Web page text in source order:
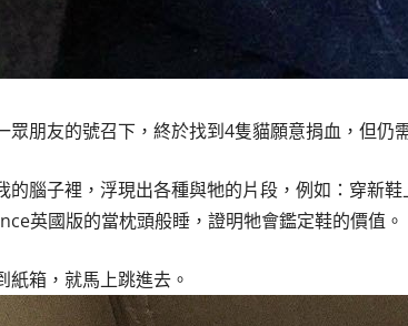
眾朋友的號召下，終於找到4隻貓願意捐血，但仍
的腦子裡，浮現出各種與牠的片段，例如：穿新
英國版的當枕頭般睡，證明牠會鑑定鞋的價值。
紙箱，就馬上跳進去。